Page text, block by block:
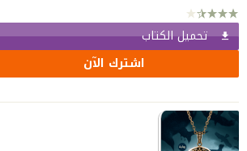
تحميل الكتاب
اشترك الآن